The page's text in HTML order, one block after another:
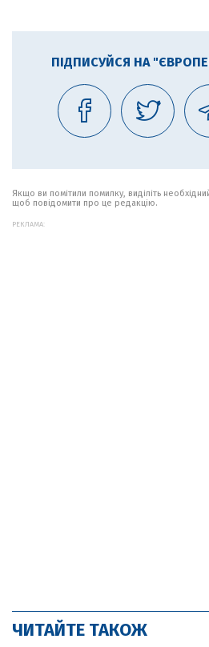
ПІДПИСУЙСЯ НА
Якщо ви помітили помилку, виділіть
щоб повідомити про це редакцію.
РЕКЛАМА:
ЧИТАЙТЕ ТАКОЖ